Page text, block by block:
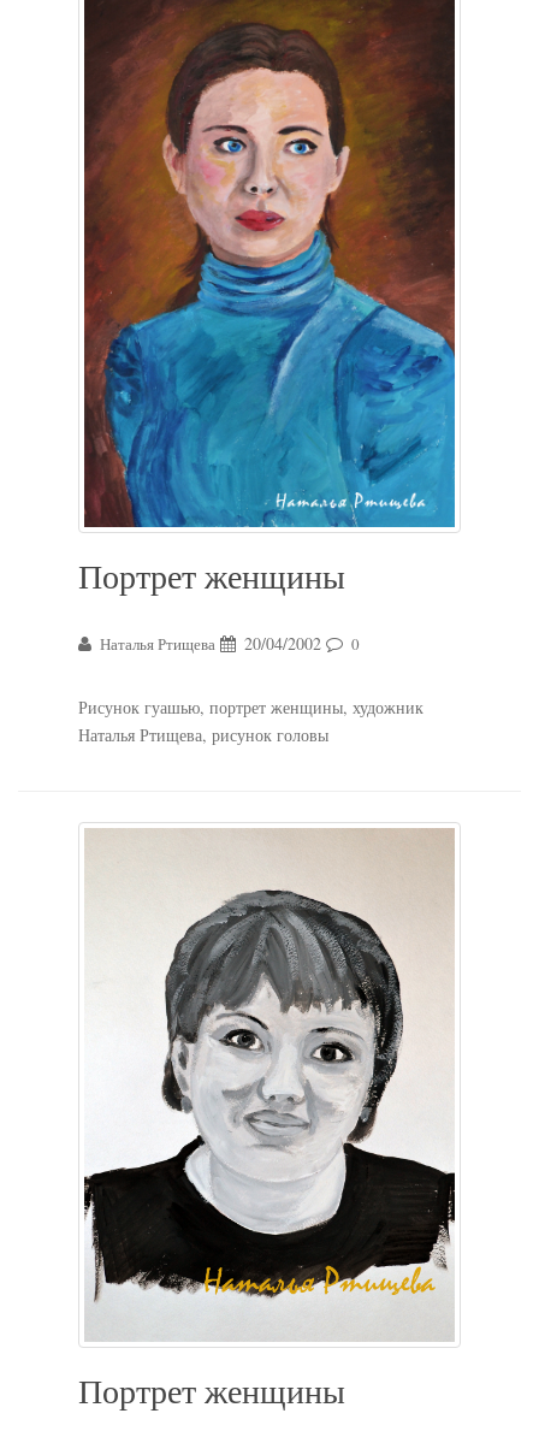
Портрет женщины
Наталья Ртищева 20/04/2002 0
Рисунок гуашью, портрет женщины, художник
Наталья Ртищева, рисунок головы
Портрет женщины